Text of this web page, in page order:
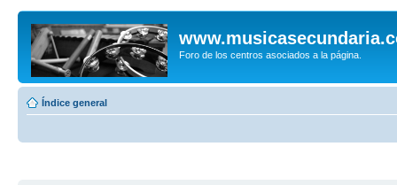
Foro de los centros asociados a la página.
Índice general